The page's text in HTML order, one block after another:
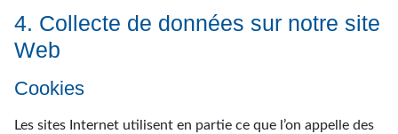
4. Collecte de données sur notre site
Web
Cookies
Les sites Internet utilisent en partie ce que l’on appelle des